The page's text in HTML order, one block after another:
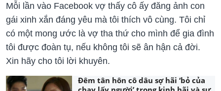
Mỗi lần vào Facebook vợ thấy cô ấy đăng ảnh con
gái xinh xắn đáng yêu mà tôi thích vô cùng. Tôi chỉ
có một mong ước là vợ tha thứ cho mình để gia đình
tôi được đoàn tụ, nếu không tôi sẽ ân hận cả đời.
Xin hãy cho tôi lời khuyên.
Đêm tân hôn cô dâu sợ hãi ‘bỏ của